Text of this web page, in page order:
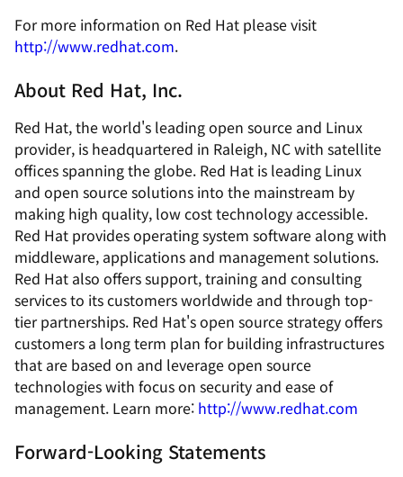
For more information on Red Hat please visit
http://www.redhat.com.
About Red Hat, Inc.
Red Hat, the world's leading open source and Linux
provider, is headquartered in Raleigh, NC with satellite
offices spanning the globe. Red Hat is leading Linux
and open source solutions into the mainstream by
making high quality, low cost technology accessible.
Red Hat provides operating system software along with
middleware, applications and management solutions.
Red Hat also offers support, training and consulting
services to its customers worldwide and through top-
tier partnerships. Red Hat's open source strategy offers
customers a long term plan for building infrastructures
that are based on and leverage open source
technologies with focus on security and ease of
management. Learn more: http://www.redhat.com
Forward-Looking Statements